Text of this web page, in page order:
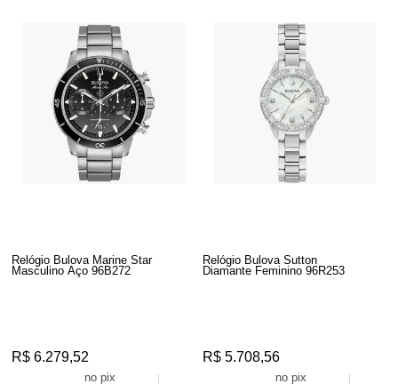
Relógio Bulova Marine Star
Masculino Aço 96B272
R$ 6.279,52
no pix
Relógio Bulova Sutton
Diamante Feminino 96R253
R$ 5.708,56
no pix